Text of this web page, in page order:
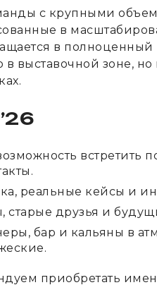
с крупными
в
в полноценный
выставочной зоне, но
встретить
реальные кейсы и
друзья и
бар и кальяны в
приобретать